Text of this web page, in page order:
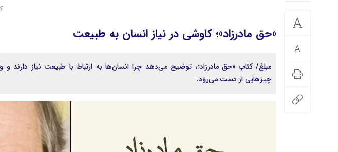
مبلغ «حق مادرزاد»؛ کاوشی در نیاز انسان به طبیعت
مبلغ/ کتاب «حق مادرزاد»، توضیح می‌دهد چرا انسان‌ها به ارتباط با طبیعت نیاز
چیزهایی از دست می‌رود.